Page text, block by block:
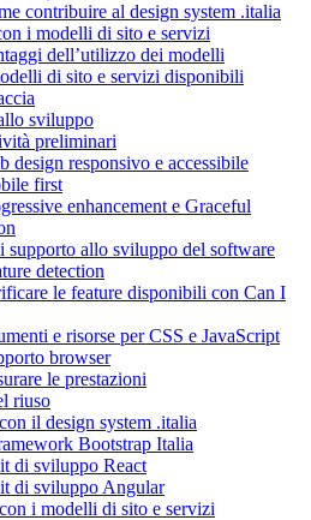
contribuire al design system .italia
i modelli di sito e servizi
dell’utilizzo dei modelli
di sito e servizi disponibili
sviluppo
preliminari
design responsivo e accessibile
first
enhancement e Graceful
supporto allo sviluppo del software
detection
le feature disponibili con Can I
e risorse per CSS e JavaScript
browser
le prestazioni
riuso
il design system .italia
Bootstrap Italia
di sviluppo React
di sviluppo Angular
i modelli di sito e servizi